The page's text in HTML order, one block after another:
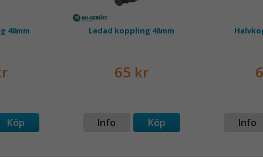
48mm
Köp
Ledad koppling 48mm
65 kr
Info Köp Info